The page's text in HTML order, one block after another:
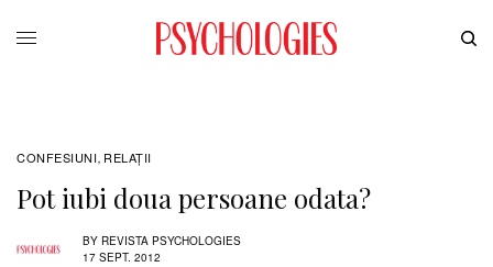
CONFESIUNI, RELAŢII
Pot iubi doua persoane odata?
BY REVISTA PSYCHOLOGIES
17 SEPT. 2012